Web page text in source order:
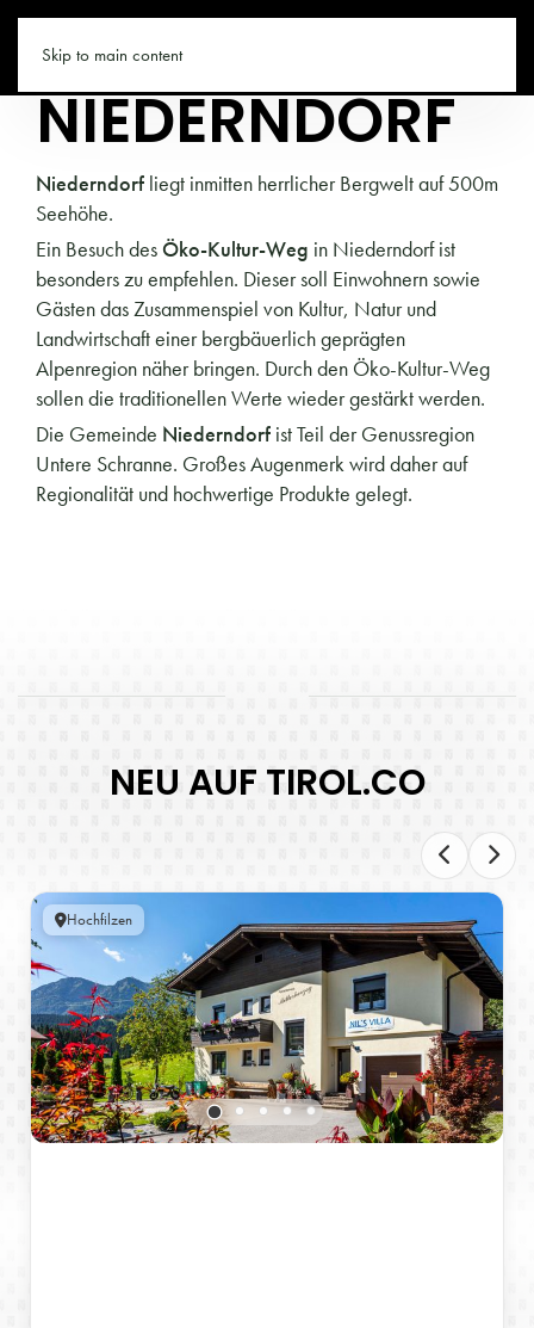
Skip to main content
TIROL.CO
NIEDERNDORF
Niederndorf liegt inmitten herrlicher Bergwelt auf 500m
Seehöhe.
Ein Besuch des Öko-Kultur-Weg in Niederndorf ist
besonders zu empfehlen. Dieser soll Einwohnern sowie
Gästen das Zusammenspiel von Kultur, Natur und
Landwirtschaft einer bergbäuerlich geprägten
Alpenregion näher bringen. Durch den Öko-Kultur-Weg
sollen die traditionellen Werte wieder gestärkt werden.
Die Gemeinde Niederndorf ist Teil der Genussregion
Untere Schranne. Großes Augenmerk wird daher auf
Regionalität und hochwertige Produkte gelegt.
NEU AUF TIROL.CO
Hochfilzen